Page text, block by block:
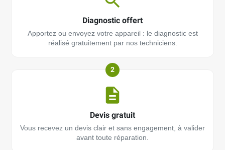
Diagnostic offert
Apportez ou envoyez votre appareil : le diagnostic est
réalisé gratuitement par nos techniciens.
2
Devis gratuit
Vous recevez un devis clair et sans engagement, à valider
avant toute réparation.